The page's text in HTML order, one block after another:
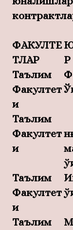
ФАКУЛТЕ
ТЛАР
Р
Таълим
Факултет
и
Таълим
Факултет
и
Таълим
Факултет
и
Таълим